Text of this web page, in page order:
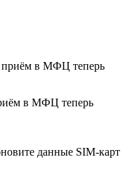
в МФЦ теперь